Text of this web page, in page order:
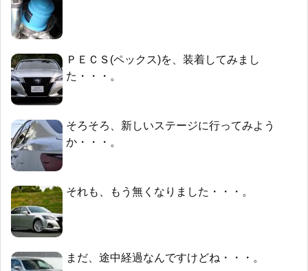
ＰＥＣＳ(ペックス)を、装着してみまし
た・・・。
そろそろ、新しいステージに行ってみよう
か・・・。
それも、もう無くなりました・・・。
まだ、途中経過なんですけどね・・・。